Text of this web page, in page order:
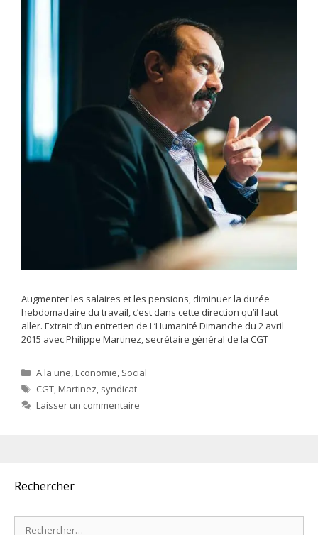
Augmenter les salaires et les pensions, diminuer la durée
hebdomadaire du travail, c’est dans cette direction qu’il faut
aller. Extrait d’un entretien de L’Humanité Dimanche du 2 avril
2015 avec Philippe Martinez, secrétaire général de la CGT
Catégories
A la une,Economie, Social
Étiquettes
CGT,Martinez, syndicat
Laisser un commentaire
Rechercher